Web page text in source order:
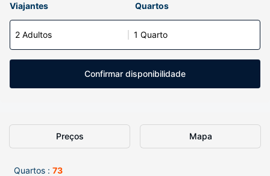
Viajantes Quartos
2 Adultos 1 Quarto
Confirmar disponibilidade
Preços Mapa
Quartos : 73